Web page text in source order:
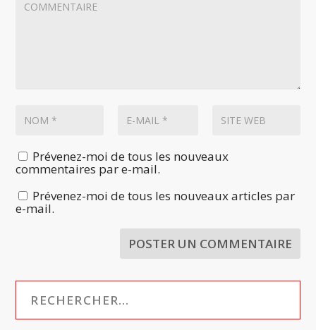
Prévenez-moi de tous les nouveaux
commentaires par e-mail.
Prévenez-moi de tous les nouveaux articles par
e-mail.